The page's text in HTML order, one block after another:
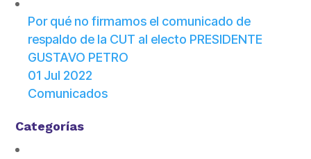
Por qué no firmamos el comunicado de
respaldo de la CUT al electo PRESIDENTE
GUSTAVO PETRO
01 Jul 2022
Comunicados
Categorías